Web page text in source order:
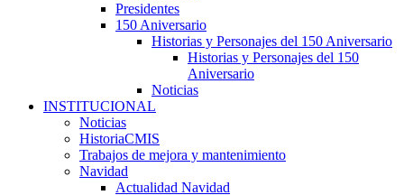
Presidentes
150 Aniversario
Historias y Personajes del 150 Aniversario
Historias y Personajes del 150
Aniversario
Noticias
INSTITUCIONAL
Noticias
HistoriaCMIS
Trabajos de mejora y mantenimiento
Navidad
Actualidad Navidad